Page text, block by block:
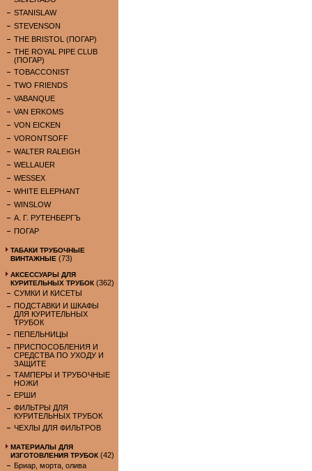
STANISLAW
STEVENSON
THE BRISTOL (ПОГАР)
THE ROYAL PIPE CLUB
(ПОГАР)
TOBACCONIST
TWO FRIENDS
VABANQUE
VAN ERKOMS
VON EICKEN
VORONTSOFF
WALTER RALEIGH
WELLAUER
WESSEX
WHITE ELEPHANT
WINSLOW
А. Г. РУТЕНБЕРГЪ
ПОГАР
ТАБАКИ ТРУБОЧНЫЕ
ВИНТАЖНЫЕ (73)
АКСЕССУАРЫ ДЛЯ
КУРИТЕЛЬНЫХ ТРУБОК (362)
СУМКИ И КИСЕТЫ
ПОДСТАВКИ И ШКАФЫ
ДЛЯ КУРИТЕЛЬНЫХ
ТРУБОК
ПЕПЕЛЬНИЦЫ
ПРИСПОСОБЛЕНИЯ И
СРЕДСТВА ПО УХОДУ И
ЗАЩИТЕ
ТАМПЕРЫ И ТРУБОЧНЫЕ
НОЖИ
ЕРШИ
ФИЛЬТРЫ ДЛЯ
КУРИТЕЛЬНЫХ ТРУБОК
ЧЕХЛЫ ДЛЯ ФИЛЬТРОВ
МАТЕРИАЛЫ ДЛЯ
ИЗГОТОВЛЕНИЯ ТРУБОК (42)
Бриар, морта, олива